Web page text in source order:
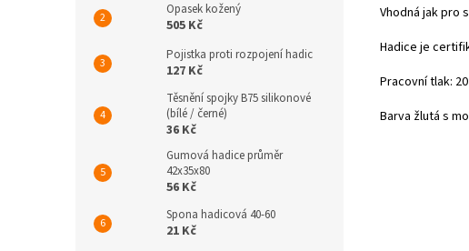
Opasek kožený
505 Kč
Pojistka proti rozpojení hadic
127 Kč
Těsnění spojky B75 silikonové
(bílé / černé)
36 Kč
Gumová hadice průměr
42x35x80
56 Kč
Spona hadicová 40-60
21 Kč
Vhodná jak pro
Hadice je
Pracovní tlak:
Barva žlutá s